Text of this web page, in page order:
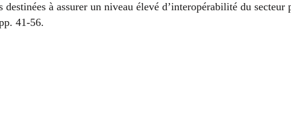
destinées à assurer un niveau élevé d’interopérabilité du
41-56.